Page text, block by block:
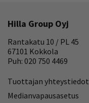
Hilla Group Oyj
Rantakatu 10 / PL 45
67101 Kokkola
Puh: 020 750 4469
Tuottajan yhteystiedot
Medianvapausasetus